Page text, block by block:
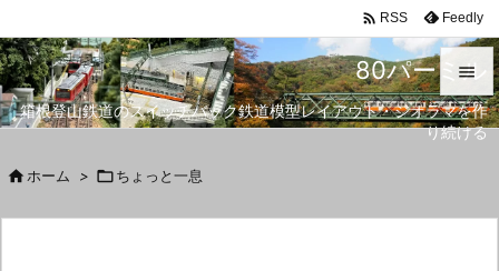
80パーミル
箱根登山鉄道のスイッチバック鉄道模型レイアウト・ジオラマを作
り続ける


メニュ
 RSS Feedly
 ホーム > ちょっと一息